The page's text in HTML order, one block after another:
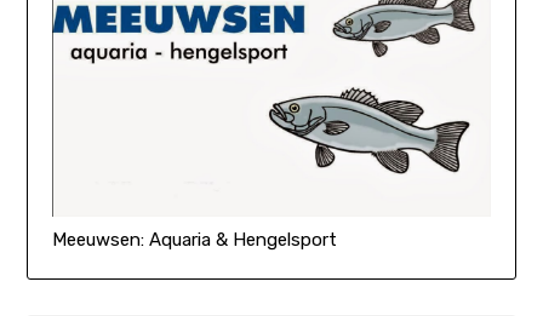
Meeuwsen: Aquaria & Hengelsport